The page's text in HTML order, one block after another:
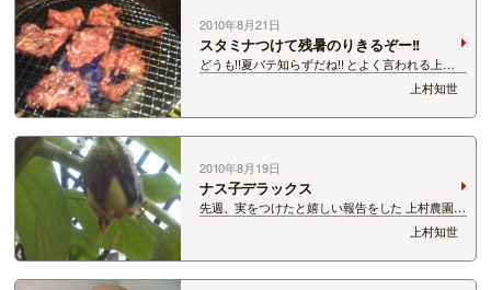
2010年8月21日
スタミナつけて残暑のりきるぞー!!
どうも!!夏バテ知らずだね!! とよく言われる上村
ともせです。 おいしいものをおいしく食べて、
夏をのりきっていこうと決めた私、 先日、おいし
いおいしい山古志牛食べてきました☆もぉー 壺漬
けカルビ☆ 味がぎゅっと凝縮され…
上村知世
2010年8月19日
ナス子デラックス
先週、実をつけたと嬉しい報告をした 上村農園の
ナス子デラックス☆ 先週は、こんな感じ♪ 愛いや
つよのぉ〜＊＾−＾＊ ナスっぽくなってます☆ そ
して、それから１週間!! じゃじゃん!! ナスです。
まぎれもなくナスです。 …
上村知世